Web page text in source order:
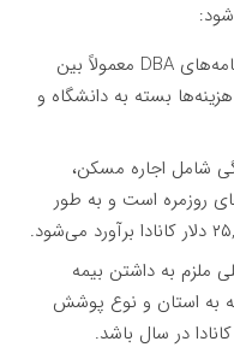
: شهریه سالانه برنامه‌های DBA معمولاً بین
است. هزینه‌ها بسته به دانشگاه و
شامل اجاره مسکن،
روزمره است و به طور
ملزم به داشتن بیمه
به استان و نوع پوشش